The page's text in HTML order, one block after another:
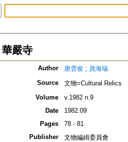
華嚴寺
Author 唐雲俊 ; 員海瑞
Source
文物=Cultural Relics
Volume
v.1982 n.9
Date
1982.09
Pages
78 - 81
Publisher
文物編緝委員會